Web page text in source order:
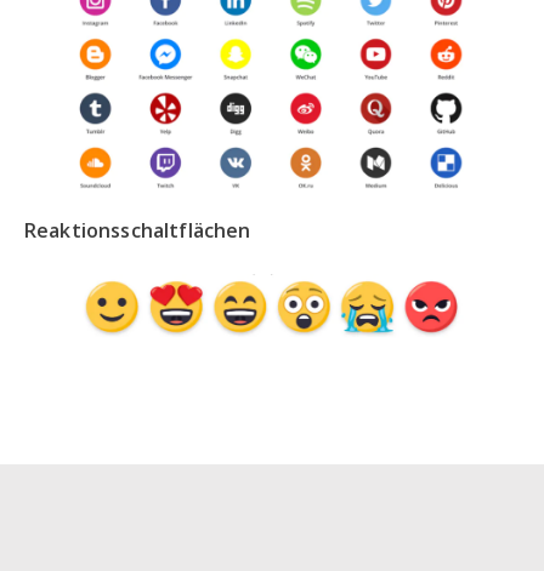
Reaktionsschaltflächen